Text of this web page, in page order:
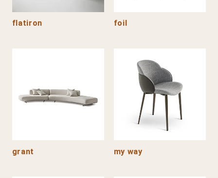
flatiron foil
grant my way